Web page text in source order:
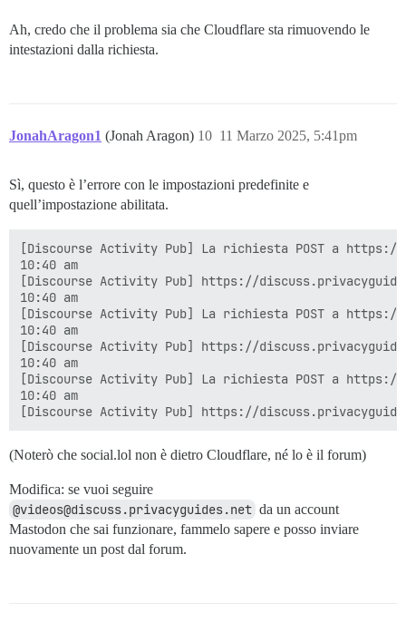
Ah, credo che il problema sia che Cloudflare sta rimuovendo le
intestazioni dalla richiesta.
JonahAragon1 (Jonah Aragon) 11 Marzo 2025, 5:41pm
10
Sì, questo è l’errore con le impostazioni predefinite e
quell’impostazione abilitata.
[Discourse Activity Pub] La richiesta POST a
10:40 am
[Discourse Activity Pub] https://
10:40 am
[Discourse Activity Pub] La richiesta POST a
10:40 am
[Discourse Activity Pub] https://
10:40 am
[Discourse Activity Pub] La richiesta POST a
10:40 am
(Noterò che social.lol non è dietro Cloudflare, né lo è il forum)
Modifica: se vuoi seguire
@videos@discuss.privacyguides.net da un account
Mastodon che sai funzionare, fammelo sapere e posso inviare
nuovamente un post dal forum.